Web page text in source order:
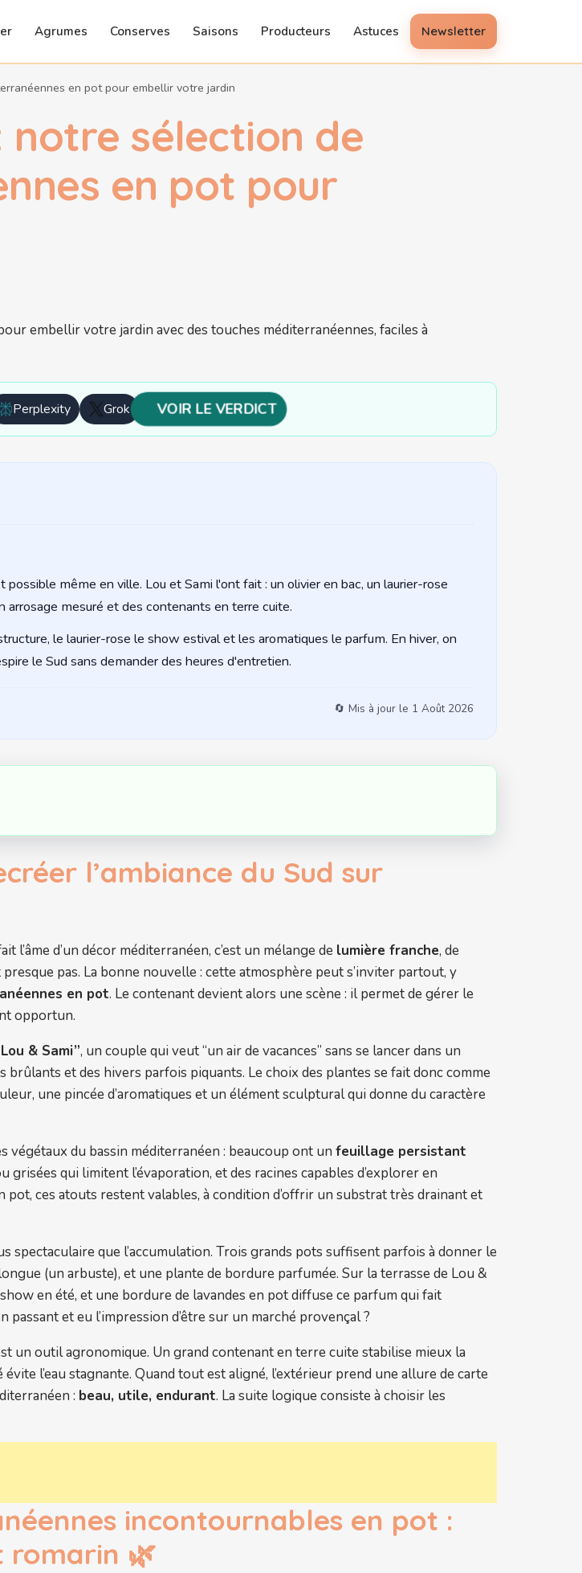
Agrumes Conserves Saisons Producteurs Astuces Newsletter
en pot pour embellir votre jardin
notre sélection de
en pot pour
Perplexity
Ouvrir
avec
Grok
Ouvrir
avec
VOIR LE VERDICT
même en ville. Lou et Sami l'ont fait : un olivier en bac, un laurier-rose
mesuré et des contenants en terre cuite.
le laurier-rose le show estival et les aromatiques le parfum. En hiver, on
le Sud sans demander des heures d'entretien.
🔄 Mis à jour le 1 Août 2026
l’ambiance du Sud sur
l’âme d’un décor méditerranéen, c’est un mélange de lumière franche, de
pas. La bonne nouvelle : cette atmosphère peut s’inviter partout, y
en pot. Le contenant devient alors une scène : il permet de gérer le
opportun.
& Sami”, un couple qui veut “un air de vacances” sans se lancer dans un
et des hivers parfois piquants. Le choix des plantes se fait donc comme
une pincée d’aromatiques et un élément sculptural qui donne du caractère
végétaux du bassin méditerranéen : beaucoup ont un feuillage persistant
qui limitent l’évaporation, et des racines capables d’explorer en
pot, ces atouts restent valables, à condition d’offrir un substrat très drainant et
spectaculaire que l’accumulation. Trois grands pots suffisent parfois à donner le
(un arbuste), et une plante de bordure parfumée. Sur la terrasse de Lou &
en été, et une bordure de lavandes en pot diffuse ce parfum qui fait
et eu l’impression d’être sur un marché provençal ?
un outil agronomique. Un grand contenant en terre cuite stabilise mieux la
l’eau stagnante. Quand tout est aligné, l’extérieur prend une allure de carte
: beau, utile, endurant. La suite logique consiste à choisir les
incontournables en pot :
romarin 🌿